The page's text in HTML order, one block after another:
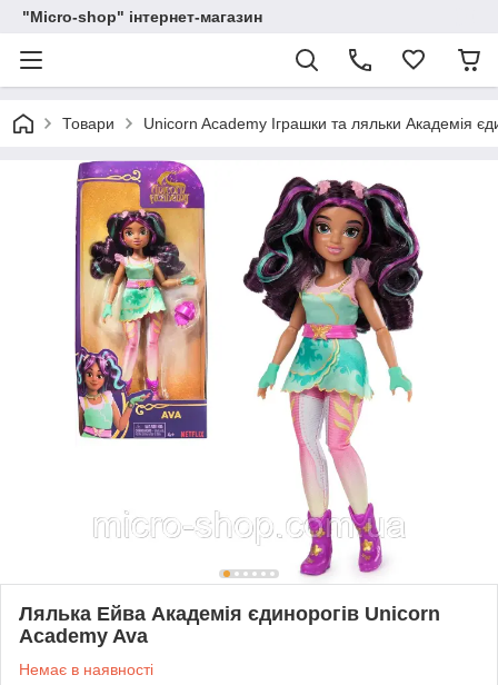
"Micro-shop" інтернет-магазин
Товари Unicorn Academy Іграшки та ляльки Академія
Лялька Ейва Академія єдинорогів Unicorn
Academy Ava
Немає в наявності